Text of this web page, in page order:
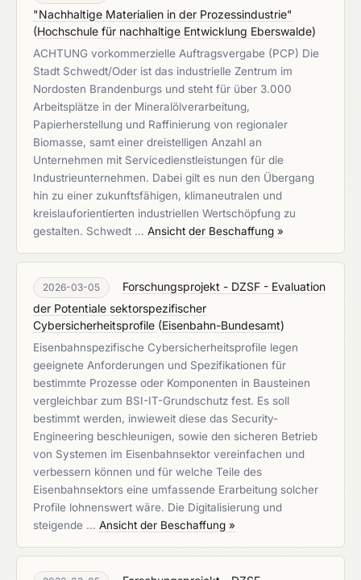
"Nachhaltige Materialien in der Prozessindustrie"
(Hochschule für nachhaltige Entwicklung Eberswalde)
ACHTUNG vorkommerzielle Auftragsvergabe (PCP) Die
Stadt Schwedt/Oder ist das industrielle Zentrum im
Nordosten Brandenburgs und steht für über 3.000
Arbeitsplätze in der Mineralölverarbeitung,
Papierherstellung und Raffinierung von regionaler
Biomasse, samt einer dreistelligen Anzahl an
Unternehmen mit Servicedienstleistungen für die
Industrieunternehmen. Dabei gilt es nun den Übergang
hin zu einer zukunftsfähigen, klimaneutralen und
kreislauforientierten industriellen Wertschöpfung zu
gestalten. Schwedt … Ansicht der Beschaffung »
2026-03-05
Forschungsprojekt - DZSF - Evaluation
der Potentiale sektorspezifischer
Cybersicherheitsprofile (Eisenbahn-Bundesamt)
Eisenbahnspezifische Cybersicherheitsprofile legen
geeignete Anforderungen und Spezifikationen für
bestimmte Prozesse oder Komponenten in Bausteinen
vergleichbar zum BSI-IT-Grundschutz fest. Es soll
bestimmt werden, inwieweit diese das Security-
Engineering beschleunigen, sowie den sicheren Betrieb
von Systemen im Eisenbahnsektor vereinfachen und
verbessern können und für welche Teile des
Eisenbahnsektors eine umfassende Erarbeitung solcher
Profile lohnenswert wäre. Die Digitalisierung und
steigende … Ansicht der Beschaffung »